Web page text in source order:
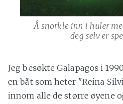
Å snorkle inn i huler
deg selv er
Jeg besøkte Galapagos i
en båt som heter "Reina
innom alle de større øyene